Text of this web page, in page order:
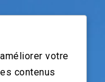
votre
contenus